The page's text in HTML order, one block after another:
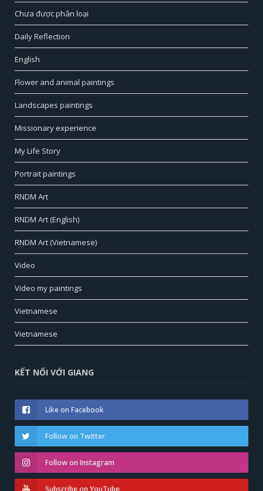
Chưa được phân loại
Daily Reflection
English
Flower and animal paintings
Landscapes paintings
Missionary experience
My Life Story
Portrait paintings
RNDM Art
RNDM Art (English)
RNDM Art (Vietnamese)
Video
Video my paintings
Vietnamese
Vietnamese
KẾT NỐI VỚI GIANG
Like on Facebook
Follow on Twitter
Follow on Instagram
Subscribe on YouTube